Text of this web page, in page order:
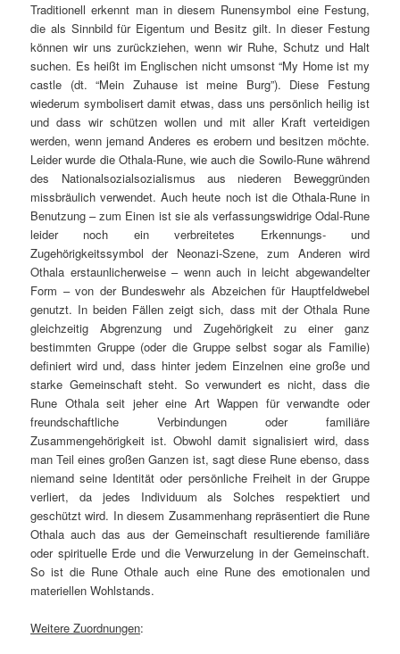
Traditionell erkennt man in diesem Runensymbol eine Festung,
die als Sinnbild für Eigentum und Besitz gilt. In dieser Festung
können wir uns zurückziehen, wenn wir Ruhe, Schutz und Halt
suchen. Es heißt im Englischen nicht umsonst “My Home ist my
castle (dt. “Mein Zuhause ist meine Burg”). Diese Festung
wiederum symbolisert damit etwas, dass uns persönlich heilig ist
und dass wir schützen wollen und mit aller Kraft verteidigen
werden, wenn jemand Anderes es erobern und besitzen möchte.
Leider wurde die Othala-Rune, wie auch die Sowilo-Rune während
des Nationalsozialsozialismus aus niederen Beweggründen
missbräulich verwendet. Auch heute noch ist die Othala-Rune in
Benutzung – zum Einen ist sie als verfassungswidrige Odal-Rune
leider noch ein verbreitetes Erkennungs- und
Zugehörigkeitssymbol der Neonazi-Szene, zum Anderen wird
Othala erstaunlicherweise – wenn auch in leicht abgewandelter
Form – von der Bundeswehr als Abzeichen für Hauptfeldwebel
genutzt. In beiden Fällen zeigt sich, dass mit der Othala Rune
gleichzeitig Abgrenzung und Zugehörigkeit zu einer ganz
bestimmten Gruppe (oder die Gruppe selbst sogar als Familie)
definiert wird und, dass hinter jedem Einzelnen eine große und
starke Gemeinschaft steht. So verwundert es nicht, dass die
Rune Othala seit jeher eine Art Wappen für verwandte oder
freundschaftliche Verbindungen oder familiäre
Zusammengehörigkeit ist. Obwohl damit signalisiert wird, dass
man Teil eines großen Ganzen ist, sagt diese Rune ebenso, dass
niemand seine Identität oder persönliche Freiheit in der Gruppe
verliert, da jedes Individuum als Solches respektiert und
geschützt wird. In diesem Zusammenhang repräsentiert die Rune
Othala auch das aus der Gemeinschaft resultierende familiäre
oder spirituelle Erde und die Verwurzelung in der Gemeinschaft.
So ist die Rune Othale auch eine Rune des emotionalen und
materiellen Wohlstands.
Weitere Zuordnungen: